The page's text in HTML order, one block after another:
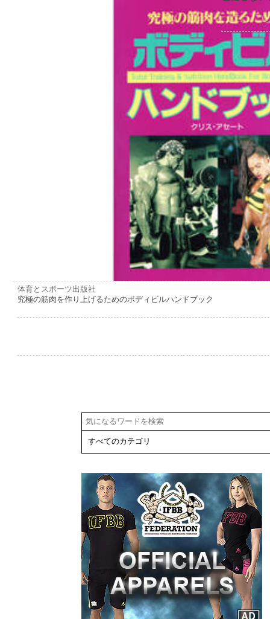
体育とスポーツ出版社
究極の筋肉を作り上げるためのボディビルハンドブック